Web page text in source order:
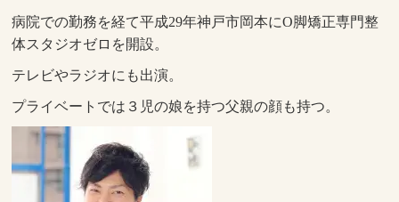
病院での勤務を経て平成29年神戸市岡本にO脚矯正専門整
体スタジオゼロを開設。
テレビやラジオにも出演。
プライベートでは３児の娘を持つ父親の顔も持つ。